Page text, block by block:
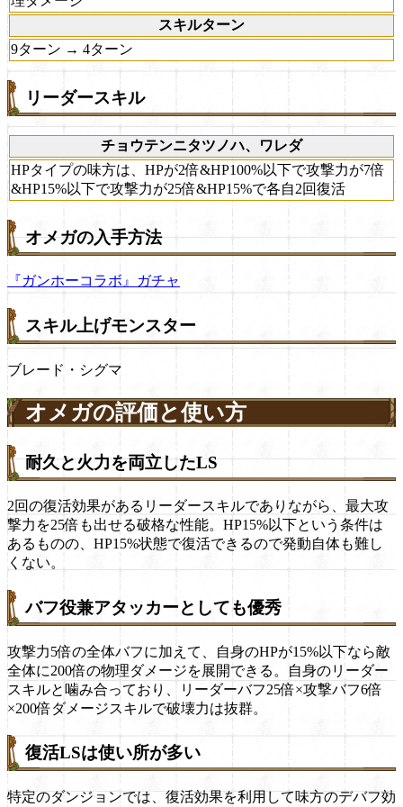
スキルターン
9ターン → 4ターン
リーダースキル
チョウテンニタツノハ、ワレダ
HPタイプの味方は、HPが2倍&HP100%以下で攻撃力が7倍
&HP15%以下で攻撃力が25倍&HP15%で各自2回復活
オメガの入手方法
『ガンホーコラボ』ガチャ
スキル上げモンスター
ブレード・シグマ
オメガの評価と使い方
耐久と火力を両立したLS
2回の復活効果があるリーダースキルでありながら、最大攻
撃力を25倍も出せる破格な性能。HP15%以下という条件は
あるものの、HP15%状態で復活できるので発動自体も難し
くない。
バフ役兼アタッカーとしても優秀
攻撃力5倍の全体バフに加えて、自身のHPが15%以下なら敵
全体に200倍の物理ダメージを展開できる。自身のリーダー
スキルと噛み合っており、リーダーバフ25倍×攻撃バフ6倍
×200倍ダメージスキルで破壊力は抜群。
復活LSは使い所が多い
特定のダンジョンでは、復活効果を利用して味方のデバフ効